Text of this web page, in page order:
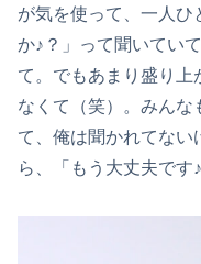
が気を使って、一人ひ
か♪？」って聞いてい
て。でもあまり盛り
なくて（笑）。みんな
て、俺は聞かれてな
ら、「もう大丈夫です